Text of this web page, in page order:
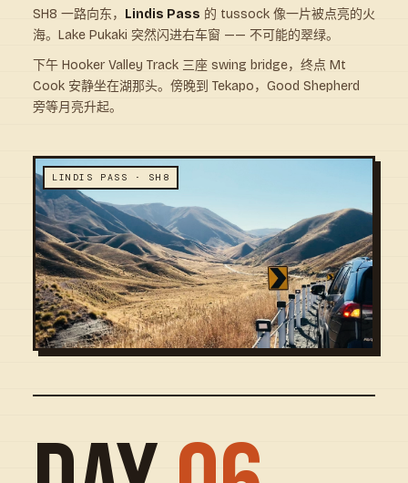
SH8 一路向东， Lindis Pass 的 tussock 像一片被点亮的火
海。Lake Pukaki 突然闪进右车窗 —— 不可能的翠绿。
下午 Hooker Valley Track 三座 swing bridge，终点 Mt
Cook 安静坐在湖那头。傍晚到 Tekapo，Good Shepherd
旁等月亮升起。
LINDIS PASS · SH8